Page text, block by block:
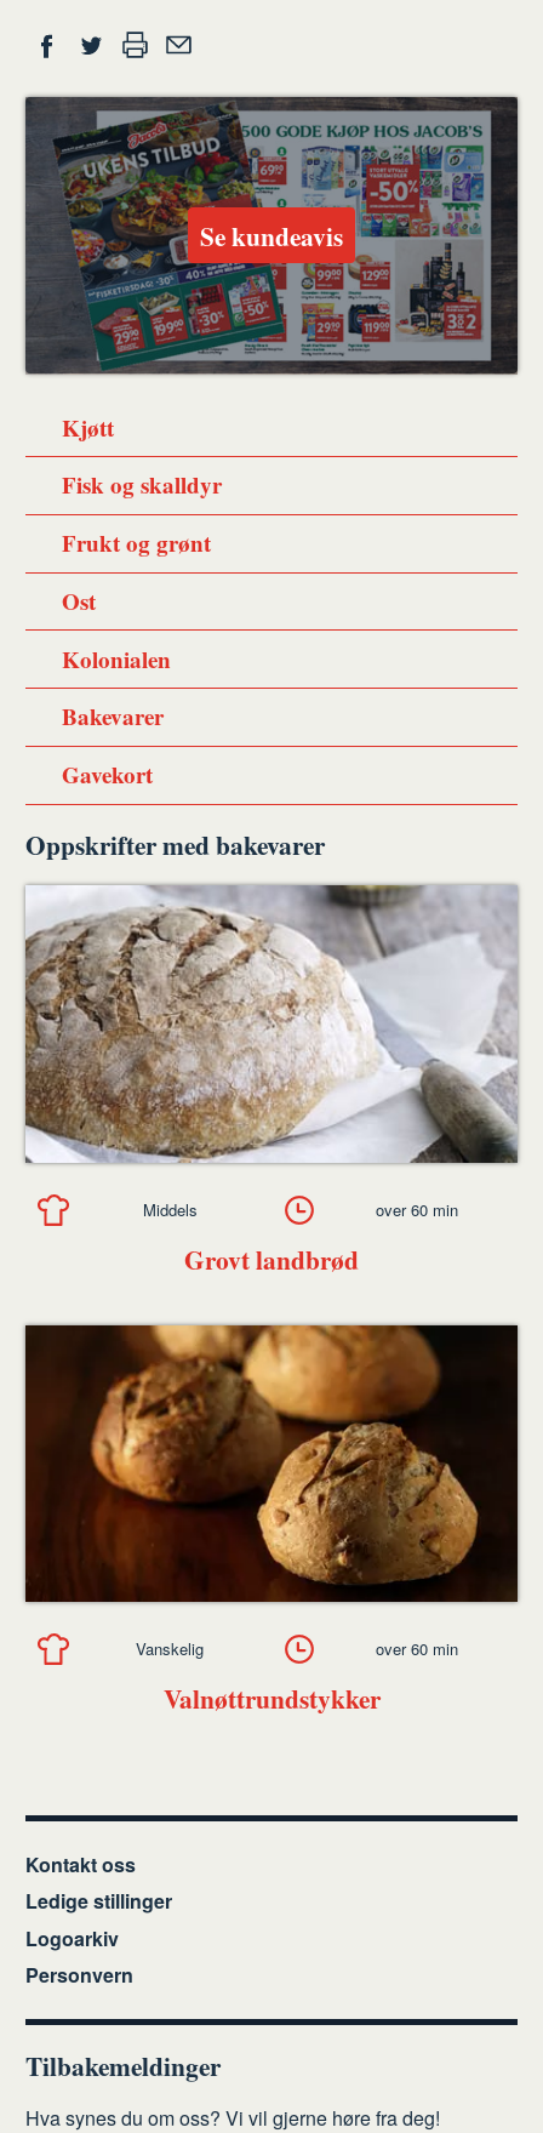
Del
på
Facebook
på
Twitter
ut en
venn
Se kundeavis
Kjøtt
Fisk og skalldyr
Frukt og grønt
Ost
Kolonialen
Bakevarer
Gavekort
Oppskrifter med bakevarer
Grovt landbrød
Middels over 60 min
Valnøttrundstykker
Vanskelig over 60 min
Kontakt oss
Ledige stillinger
Logoarkiv
Personvern
Tilbakemeldinger
Hva synes du om oss? Vi vil gjerne høre fra deg!